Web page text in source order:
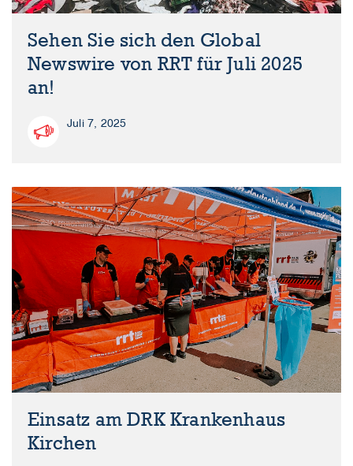
Sehen Sie sich den Global
Newswire von RRT für Juli 2025
an!
Juli 7, 2025
Einsatz am DRK Krankenhaus
Kirchen